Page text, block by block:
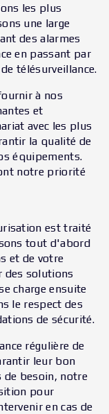
les plus
une large
des alarmes
en passant par
télésurveillance.
à nos
et
avec les plus
la qualité de
équipements.
notre priorité
est traité
tout d'abord
et de votre
des solutions
charge ensuite
le respect des
de sécurité.
régulière de
leur bon
de besoin, notre
pour
en cas de